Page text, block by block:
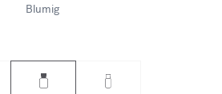
Blumig